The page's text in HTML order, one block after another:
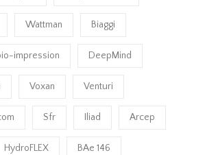
Wattman Biaggi
impression DeepMind
Voxan Venturi
Sfr Iliad Arcep
HydroFLEX BAe 146